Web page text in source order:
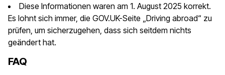
Diese Informationen waren am 1. August 2025 korrekt.
Es lohnt sich immer, die GOV.UK-Seite „Driving abroad“ zu
prüfen, um sicherzugehen, dass sich seitdem nichts
geändert hat.
FAQ